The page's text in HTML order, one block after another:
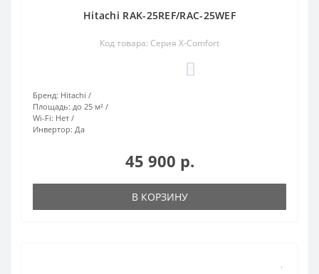
Hitachi RAK-25REF/RAC-25WEF
Код товара: Серия X-Comfort
Бренд: Hitachi
Площадь: до 25 м²
Wi-Fi: Нет
Инвертор: Да
45 900 р.
В КОРЗИНУ